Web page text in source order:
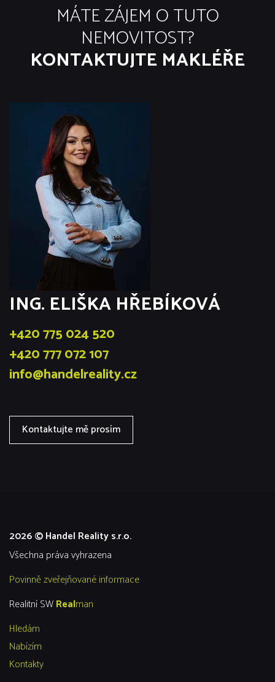
MÁTE ZÁJEM O TUTO
NEMOVITOST?
KONTAKTUJTE MAKLÉŘE
ING. ELIŠKA HŘEBÍKOVÁ
+420 775 024 520
+420 777 072 107
info@handelreality.cz
Kontaktujte mě prosím
2026 © Handel Reality s.r.o.
všechna práva vyhrazena
Povinně zveřejňované informace
Realitní SWRealman
Hledám
Nabízím
Kontakty